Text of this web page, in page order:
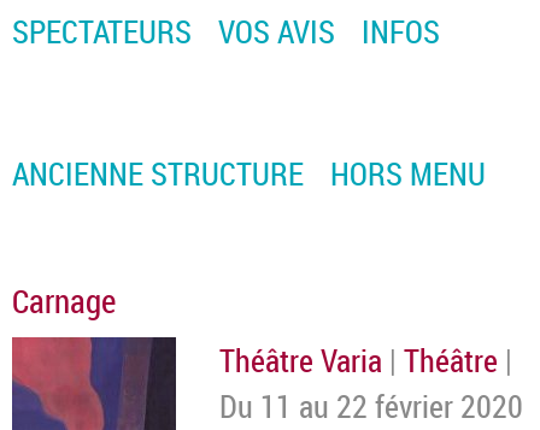
SPECTATEURS VOS AVIS INFOS
ANCIENNE STRUCTURE HORS MENU
Carnage
Théâtre Varia | Théâtre
Du 11 au 22 février 2020